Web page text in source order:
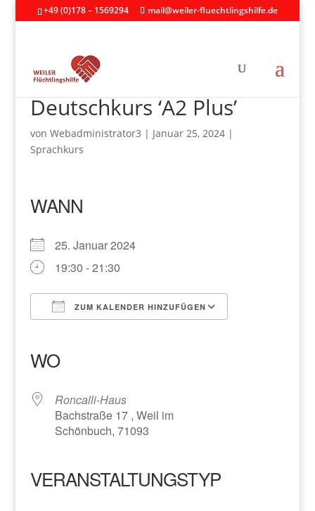
+49 (0)178 – 1569294 mail@weiler-fluechtlingshilfe.de
Deutschkurs ‘A2 Plus’
von Webadministrator3 | Januar 25, 2024|
Sprachkurs
WANN
25. Januar 2024
19:30 - 21:30
ZUM KALENDER HINZUFÜGEN
WO
Roncalli-Haus
Bachstraße 17 , Weil im
Schönbuch, 71093
VERANSTALTUNGSTYP